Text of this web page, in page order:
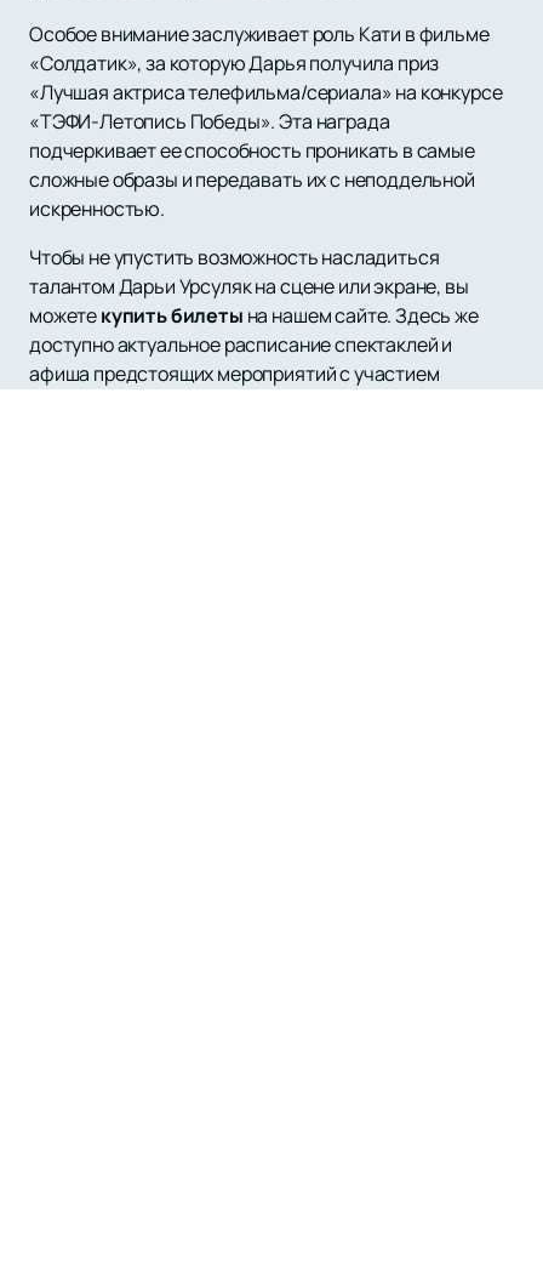
Особое внимание заслуживает роль Кати в фильме
«Солдатик», за которую Дарья получила приз
«Лучшая актриса телефильма/сериала» на конкурсе
«ТЭФИ-Летопись Победы». Эта награда
подчеркивает ее способность проникать в самые
сложные образы и передавать их с неподдельной
искренностью.
Чтобы не упустить возможность насладиться
талантом Дарьи Урсуляк на сцене или экране, вы
можетекупить билеты на нашем сайте. Здесь же
доступно актуальное расписание спектаклей и
афиша предстоящих мероприятий с участием